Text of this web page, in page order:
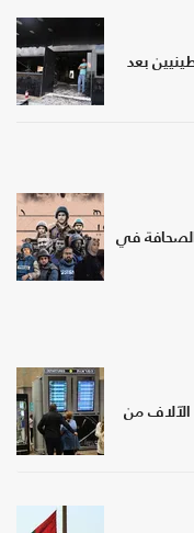
بعد
الصحافة في
الآلاف من